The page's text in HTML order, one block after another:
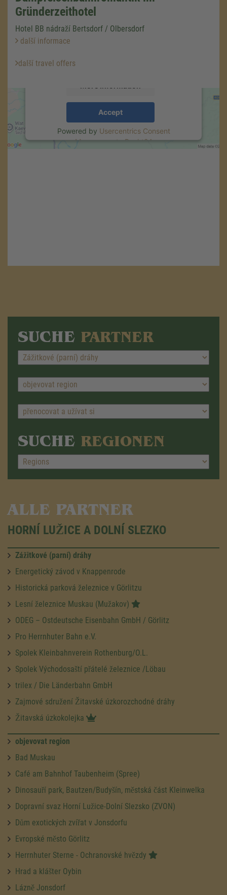
SUCHE PARTNER
SUCHE REGIONEN
ALLE PARTNER
HORNÍ LUŽICE A DOLNÍ SLEZKO
Zážitkové (parní) dráhy
Energetický závod v Knappenrode
Historická parková železnice v Görlitzu
Lesní železnice Muskau (Mužakov)
ODEG – Ostdeutsche Eisenbahn GmbH / Görlitz
Pro Herrnhuter Bahn e.V.
Spolek Kleinbahnverein Rothenburg/O.L.
Spolek Východosaští přátelé železnice /Löbau
trilex / Die Länderbahn GmbH
Zajmové sdružení Žitavské úzkorozchodné dráhy
Žitavská úzkokolejka
objevovat region
Bad Muskau
Café am Bahnhof Taubenheim (Spree)
Dinosauří park, Bautzen/Budyšín, městská část Kleinwelka
Dopravní svaz Horní Lužice-Dolní Slezsko (ZVON)
Dům exotických zvířat v Jonsdorfu
Evropské město Görlitz
Herrnhuter Sterne - Ochranovské hvězdy
Hrad a klášter Oybin
Lázně Jonsdorf
Gründerzeithotel
Hotel BB nádraží Bertsdorf / Olbersdorf
další informace
další travel offers
Google Maps service!
We use a third party service to embed map
content that may collect data about your
Accept
Powered by Usercentrics Consent
Management.eRecht24